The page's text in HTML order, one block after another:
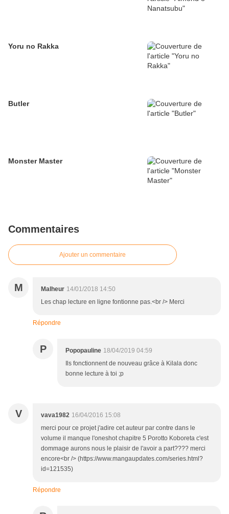
Yoru no Rakka
Butler
Monster Master
Commentaires
Ajouter un commentaire
M Malheur 14/01/2018 14:50
Les chap lecture en ligne fontionne pas.<br /> Merci
Répondre
P Popopauline 18/04/2019 04:59
Ils fonctionnent de nouveau grâce à Kilala donc
bonne lecture à toi ;p
V vava1982 16/04/2016 15:08
merci pour ce projet j'adire cet auteur par contre dans le
volume il manque l'oneshot chapitre 5 Porotto Koboreta c'est
dommage aurons nous le plaisir de l'avoir a part???? merci
encore<br /> (https://www.mangaupdates.com/series.html?
id=121535)
Répondre